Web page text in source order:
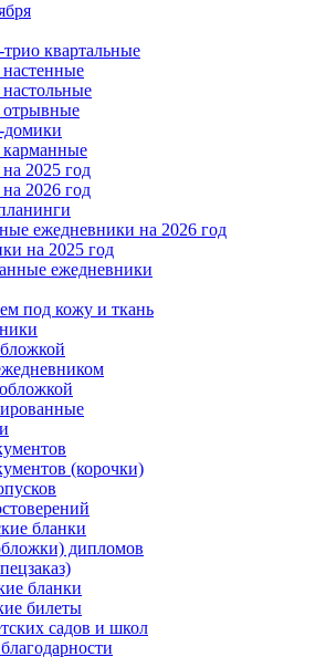
квартальные
отрывные
домики
2025 год
2026 год
ежедневники на 2026 год
на 2025 год
ежедневники
под кожу и ткань
(корочки)
бланки
дипломов
бланки
билеты
садов и школ